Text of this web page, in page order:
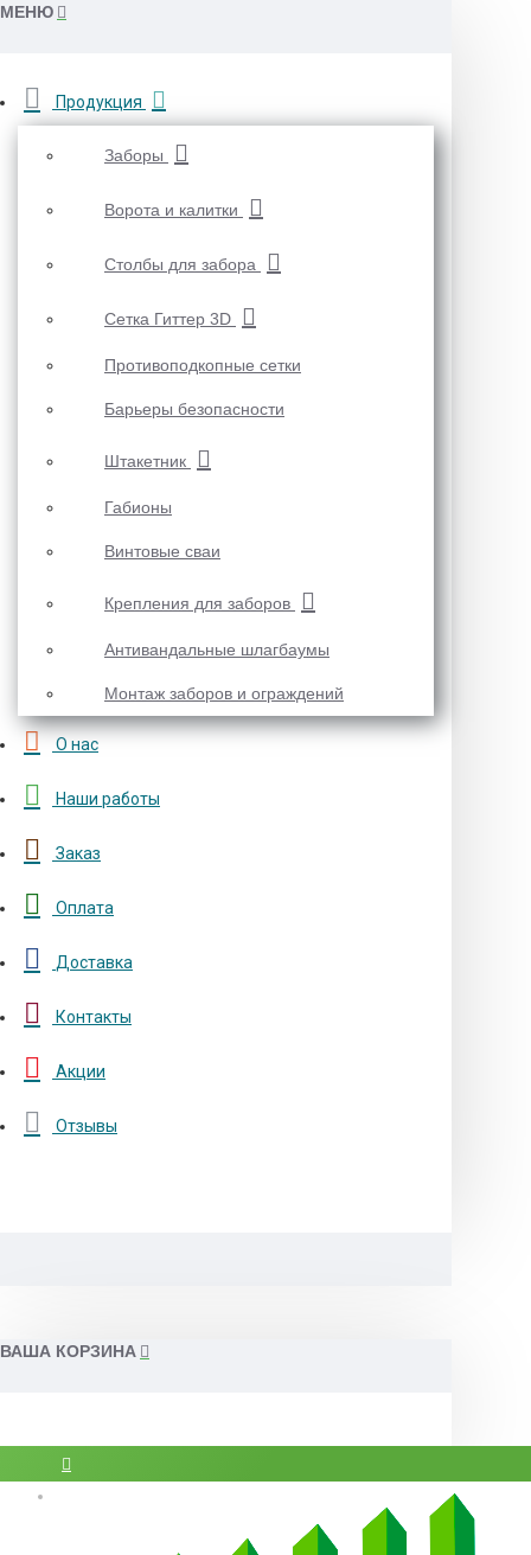
МЕНЮ
Продукция
Заборы
Ворота и калитки
Столбы для забора
Сетка Гиттер 3D
Противоподкопные сетки
Барьеры безопасности
Штакетник
Габионы
Винтовые сваи
Крепления для заборов
Антивандальные шлагбаумы
Монтаж заборов и ограждений
О нас
Наши работы
Заказ
Оплата
Доставка
Контакты
Акции
Отзывы
ВАША КОРЗИНА